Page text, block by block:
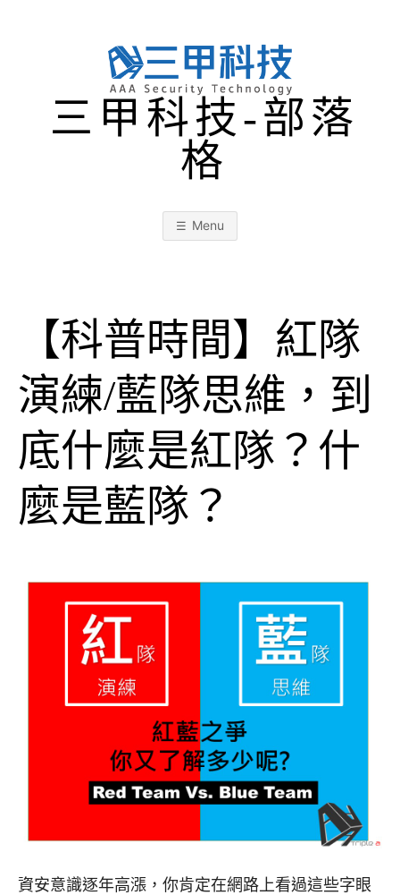
三甲科技-部落
格
Menu
【科普時間】紅隊
演練/藍隊思維，到
底什麼是紅隊？什
麼是藍隊？
資安意識逐年高漲，你肯定在網路上看過這些字眼